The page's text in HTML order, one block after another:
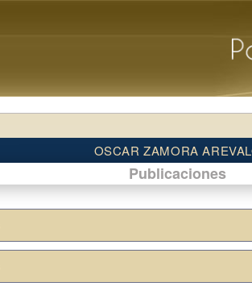
OSCAR ZAMORA
Publicaciones